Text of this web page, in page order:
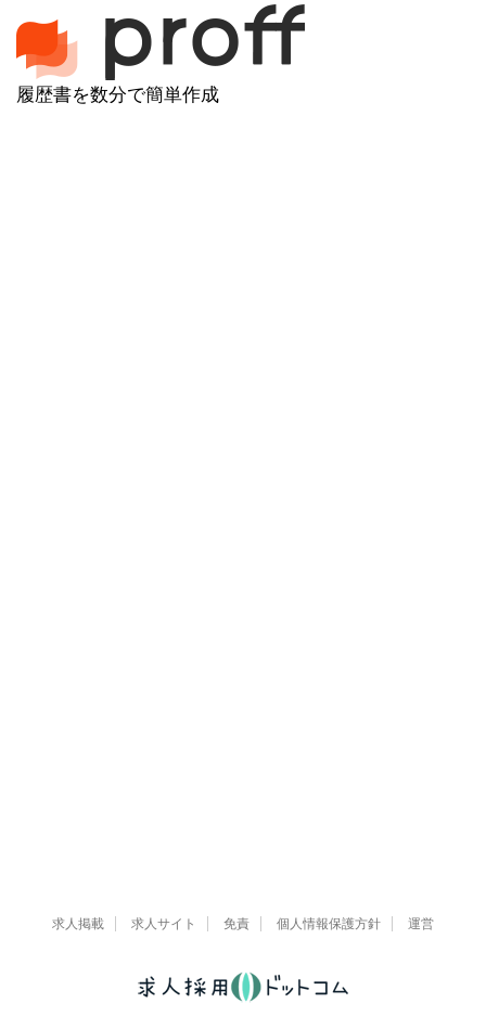
履歴書を数分で簡単作成
求人掲載 求人サイト 免責 個人情報保護方針 運営